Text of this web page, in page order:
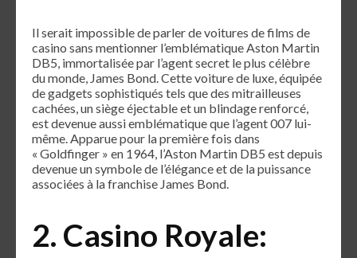
Il serait impossible de parler de voitures de films de
casino sans mentionner l’emblématique Aston Martin
DB5, immortalisée par l’agent secret le plus célèbre
du monde, James Bond. Cette voiture de luxe, équipée
de gadgets sophistiqués tels que des mitrailleuses
cachées, un siège éjectable et un blindage renforcé,
est devenue aussi emblématique que l’agent 007 lui-
même. Apparue pour la première fois dans
« Goldfinger » en 1964, l’Aston Martin DB5 est depuis
devenue un symbole de l’élégance et de la puissance
associées à la franchise James Bond.
2. Casino Royale: